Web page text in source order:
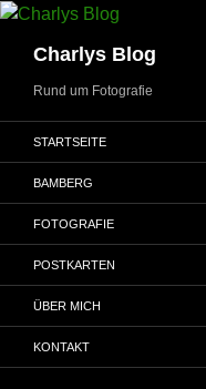
Zum
springenCharlys Blog
Rund um Fotografie
STARTSEITE
BAMBERG
FOTOGRAFIE
POSTKARTEN
ÜBER MICH
KONTAKT